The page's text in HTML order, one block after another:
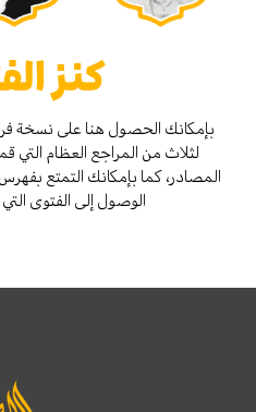
كنز
بإمكانك الحصول هنا على نسخة
لثلاث من المراجع العظام التي
المصادر، كما بإمكانك التمتع
الوصول إلى الفتوى